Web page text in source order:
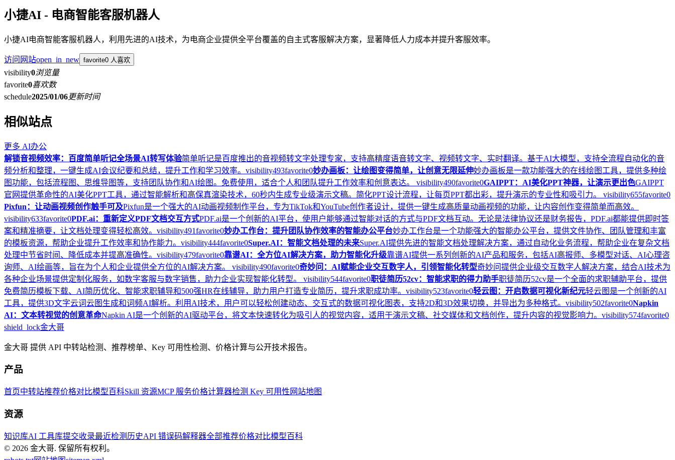
小捷AI - 电商智能客服机器人
小捷AI电商智能客服机器人，利用先进的AI技术，为电商企业提供全平台覆盖的自主式客服解决方案，显著降低人力成本并提升客服效率。
访问网站open_in_new favorite0 人喜欢
visibility0浏览量
favorite0喜欢数
schedule2025/01/06更新时间
相似站点
更多 AI办公
解锁音视频效率：百度简单听记全场景AI转写体验简单听记是百度推出的音视频转文字处理专家，支持高精度语音转文字、视频转文字、实时翻译。基于AI大模型，支持全流程自动化的音
频分析和整理，一键生成AI会议纪要和总结，提升工作和学习效率。 visibility493favorite0妙办画板：让绘图变得简单，让创意无限延伸妙办画板是一款功能强大的在线绘图工具，提供多种绘
图功能，包括流程图、思维导图等，支持团队协作和AI绘图。免费使用，适合个人和团队提升工作效率和创意表达。 visibility490favorite0GAIPPT：AI美化PPT神器，让演示更出色GAIPPT
官网提供革命性的AI美化PPT工具，通过智能解析和高保真渲染技术，60秒内生成专业级演示文稿。简化PPT设计流程，让每页PPT都出彩，提升演示的专业性和吸引力。 visibility655favorite0
Pixfun：让动画视频创作触手可及Pixfun是一个强大的AI动画视频制作平台，专为TikTok和YouTube创作者设计，提供一键生成高质量动画视频的功能，让内容创作变得简单而高效。
visibility633favorite0PDF.ai：重新定义PDF文档交互方式PDF.ai是一个创新的AI平台，使用户能够通过智能对话的方式与PDF文档互动。无论是法律协议还是财务报告，PDF.ai都能提供即时答
案和精准摘要，让文档处理变得轻松高效。 visibility491favorite0妙办工作台：提升团队协作效率的智能办公平台妙办工作台是一个功能强大的智能办公平台，提供文件协作、团队管理和丰富
的模板资源，帮助企业提升工作效率和协作能力。 visibility444favorite0Super.AI：智能文档处理的未来Super.AI提供先进的智能文档处理解决方案，通过自动化业务流程，帮助企业在复杂文档
处理中节省时间、降低成本并提高准确性。 visibility479favorite0靠谱AI：全方位AI解决方案，助力智能化升级靠谱AI提供一系列创新的AI产品和服务，包括AI高报师、多模型对话、AI心理咨
询师、AI绘画等，旨在为个人和企业提供全方位的AI解决方案。 visibility490favorite0奇妙问：AI赋能企业交互数字人，引领智能化转型奇妙问提供企业级交互数字人解决方案，结合AI技术为
各种企业场景提供定制化服务，如数字客服与数字销售，助力企业实现智能化转型。 visibility544favorite0职徒简历52cv：智能求职的得力助手职徒简历52cv是一个全面的求职辅助平台，提供
免费简历模板下载、AI简历优化、智能求职辅导和500强HR在线辅导，助力用户打造专业简历，提升求职成功率。 visibility523favorite0轻云图：开启数据可视化新纪元轻云图是一个创新的AI
工具，提供3D文字云词云图生成和词频AI解析。利用AI技术，用户可以轻松创建动态、交互式的数据可视化图表，支持2D和3D效果切换，并导出为多种格式。 visibility502favorite0Napkin
AI：文本转视觉的创意革命Napkin AI是一个创新的AI驱动平台，将文本快速转化为吸引人的视觉内容，适用于演示文稿、社交媒体和文档创作，提升内容的视觉影响力。 visibility574favorite0
shield_lock金大哥
金大哥 提供 API 中转站检测、推荐榜单、Key 可用性检测、价格计算与公开技术报告。
产品
首页中转站推荐价格对比模型百科Skill 资源MCP 服务价格计算器检测 Key 可用性 网站地图
资源
知识库AI 工具库提交收录最近检测历史API 错误码解释器全部推荐价格对比模型百科
© 2026 金大哥. 保留所有权利。